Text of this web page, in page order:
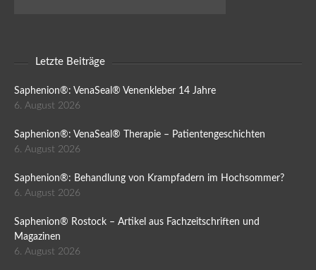
Letzte Beiträge
Saphenion®: VenaSeal® Venenkleber 14 Jahre
6. August 2026
Saphenion®: VenaSeal® Therapie – Patientengeschichten
6. August 2026
Saphenion®: Behandlung von Krampfadern im Hochsommer?
6. August 2026
Saphenion® Rostock – Artikel aus Fachzeitschriften und
Magazinen
6. August 2026